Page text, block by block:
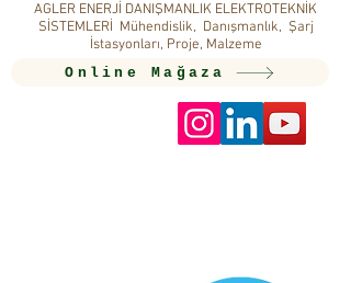
AGLER ENERJİ DANIŞMANLIK ELEKTROTEKNİK
SİSTEMLERİ Mühendislik, Danışmanlık, Şarj
İstasyonları, Proje, Malzeme
Online Mağaza